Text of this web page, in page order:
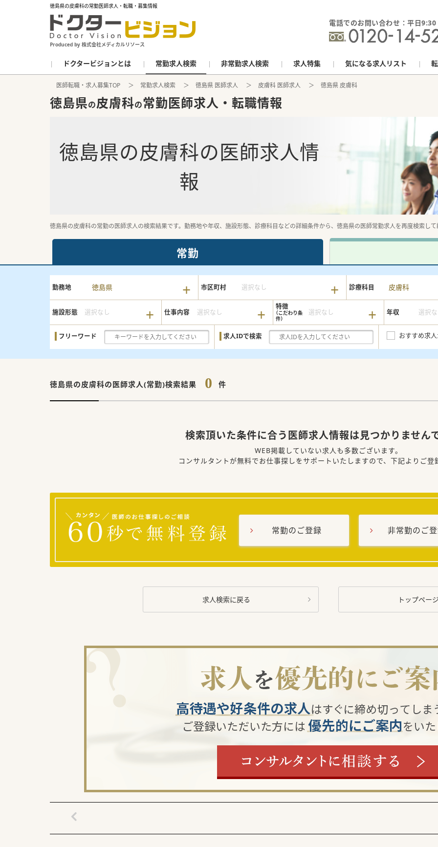
徳島県の皮膚科の常勤医師求人・転職・募集情報
Produced by 株式会社メディカルリソース
電話でのお問い合わせ：平日
ドクタービジョンとは 常勤求人検索 非常勤求人検索 求人特集 気になる求人リスト
医師転職・求人募集TOP 常勤求人検索 徳島県 医師求人 皮膚科 医師求人 徳島県 皮膚科
徳島県の皮膚科の常勤医師求人・転職情報
徳島県の皮膚科の医師求人情
報
徳島県の皮膚科の常勤の医師求人の検索結果です。勤務地や年収、施設形態、診療科目などの詳細条件から、徳島県の医師常勤求人を再度検索して
常勤
勤務地 徳島県 市区町村 選択なし 診療科目 皮膚科
施設形態 選択なし 仕事内容 選択なし
特徴
選択なし 年収 選択
フリーワード 求人IDで検索 おすすめ求
徳島県の皮膚科の医師求人(常勤)検索結果 0 件
検索頂いた条件に合う医師求人情報は見つかりません
WEB掲載していない求人も多数ございます。
コンサルタントが無料でお仕事探しをサポートいたしますので、下記よりご登
常勤のご登録 非常勤のご
求人検索に戻る トップペー